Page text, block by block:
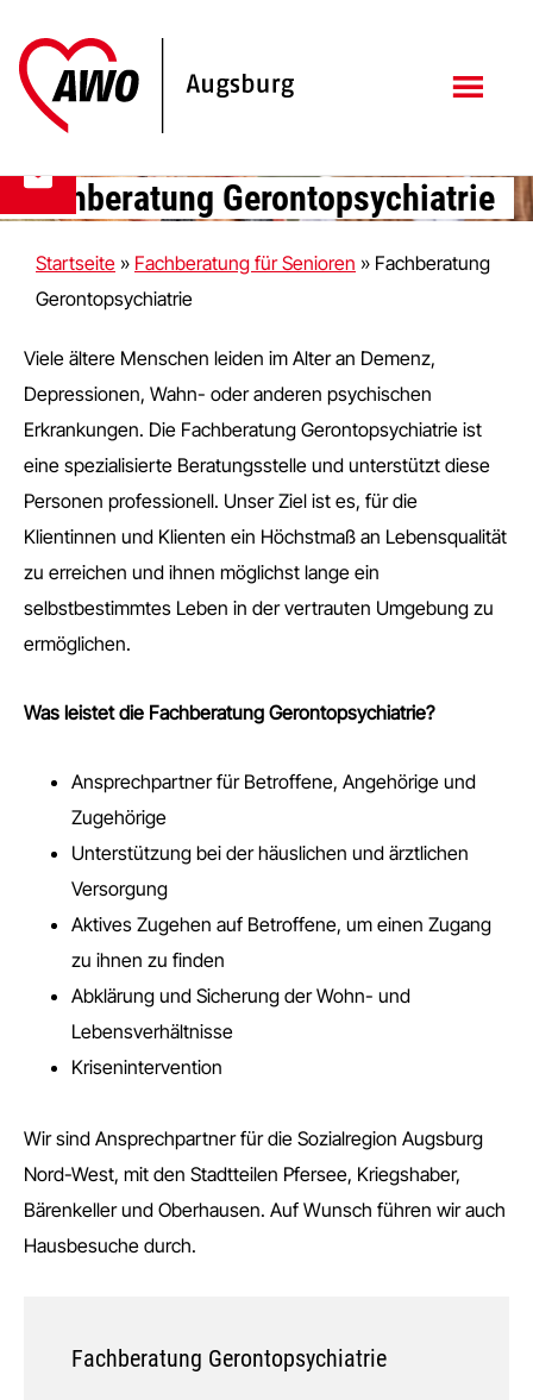
Inhalt
springen
Fußzeile
springen
Fachberatung Gerontopsychiatrie
Startseite » Fachberatung für Senioren » Fachberatung
Gerontopsychiatrie
Viele ältere Menschen leiden im Alter an Demenz,
Depressionen, Wahn- oder anderen psychischen
Erkrankungen. Die Fachberatung Gerontopsychiatrie ist
eine spezialisierte Beratungsstelle und unterstützt diese
Personen professionell. Unser Ziel ist es, für die
Klientinnen und Klienten ein Höchstmaß an Lebensqualität
zu erreichen und ihnen möglichst lange ein
selbstbestimmtes Leben in der vertrauten Umgebung zu
ermöglichen.
Was leistet die Fachberatung Gerontopsychiatrie?
Ansprechpartner für Betroffene, Angehörige und
Zugehörige
Unterstützung bei der häuslichen und ärztlichen
Versorgung
Aktives Zugehen auf Betroffene, um einen Zugang
zu ihnen zu finden
Abklärung und Sicherung der Wohn- und
Lebensverhältnisse
Krisenintervention
Wir sind Ansprechpartner für die Sozialregion Augsburg
Nord-West, mit den Stadtteilen Pfersee, Kriegshaber,
Bärenkeller und Oberhausen. Auf Wunsch führen wir auch
Hausbesuche durch.
Fachberatung Gerontopsychiatrie